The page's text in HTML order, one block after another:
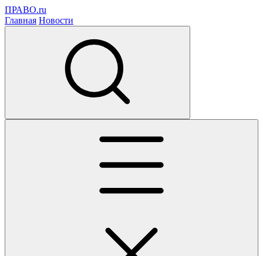
ПРАВО.ru
Главная Новости